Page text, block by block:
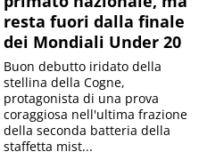
resta fuori dalla finale
dei Mondiali Under 20
Buon debutto iridato della
stellina della Cogne,
protagonista di una prova
coraggiosa nell'ultima frazione
della seconda batteria della
staffetta mist...